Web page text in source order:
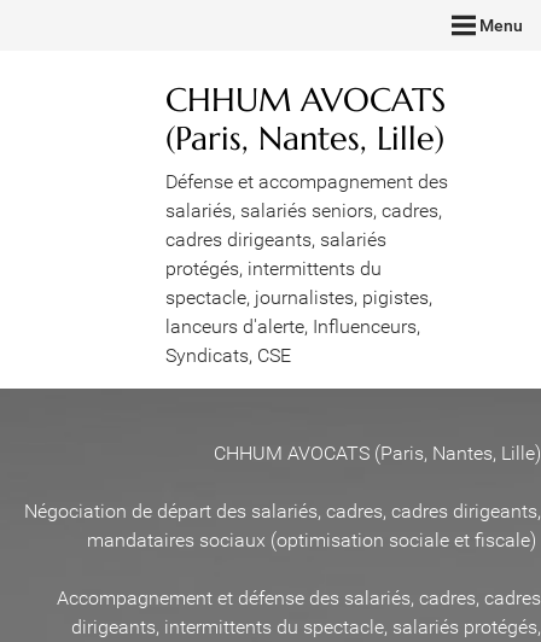
Menu
CHHUM AVOCATS
(Paris, Nantes, Lille)
Défense et accompagnement des
salariés, salariés seniors, cadres,
cadres dirigeants, salariés
protégés, intermittents du
spectacle, journalistes, pigistes,
lanceurs d'alerte, Influenceurs,
Syndicats, CSE
CHHUM AVOCATS (Paris, Nantes, Lille)
Négociation de départ des salariés, cadres, cadres dirigeants,
mandataires sociaux (optimisation sociale et fiscale)
Accompagnement et défense des salariés, cadres, cadres
dirigeants, intermittents du spectacle, salariés protégés,